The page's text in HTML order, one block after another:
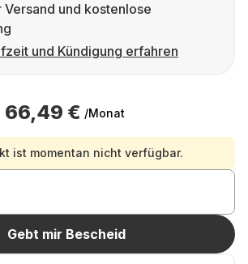
Versand und kostenlose
und Kündigung erfahren
66,49 € /Monat
ist momentan nicht verfügbar.
Gebt mir Bescheid